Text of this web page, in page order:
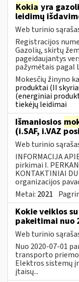
Kokia yra
leidimų
Web turinio
Registracijos
Gazolių, skirtų
pageidaujantys
pažymėtais pagal
Mokesčių žinyno
produktai (II
(energiniai
tiekėjų leidimai
Išmaniosios
(i.SAF, i.VAZ
Web turinio
INFORMACIJA
pirkimai I.
KONTAKTINIAI
organizacijos
Metai: 2021
Kokie veiklos
pakeitimai nuo
Web turinio
Nuo 2020-07-01
transporto
Elektros sistemų
įtaisų...